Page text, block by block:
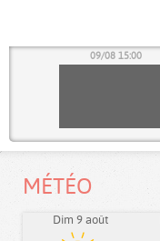
09/08 15:00
MÉTÉO
Dim 9 août